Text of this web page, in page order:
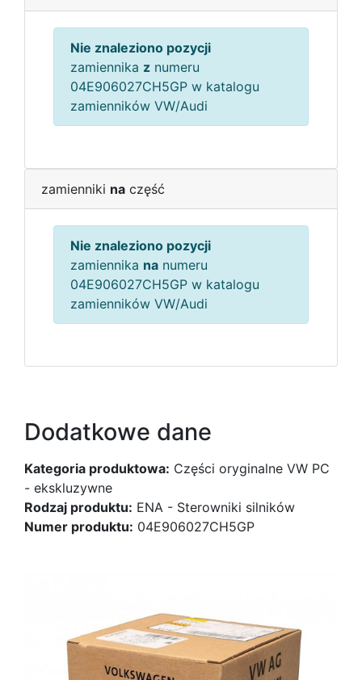
Nie znaleziono pozycji
zamiennika z numeru
04E906027CH5GP w katalogu
zamienników VW/Audi
zamienniki na część
Nie znaleziono pozycji
zamiennika na numeru
04E906027CH5GP w katalogu
zamienników VW/Audi
Dodatkowe dane
Kategoria produktowa: Części oryginalne VW PC
- ekskluzywne
Rodzaj produktu: ENA - Sterowniki silników
Numer produktu: 04E906027CH5GP